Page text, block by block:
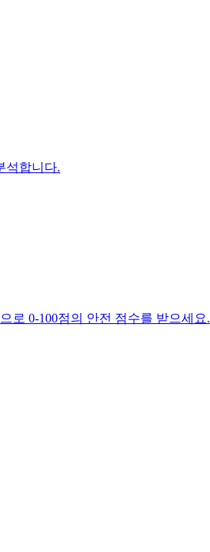
석합니다.
로 0-100점의 안전 점수를 받으세요.